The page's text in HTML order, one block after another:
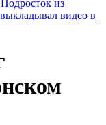
Подросток из
видео в